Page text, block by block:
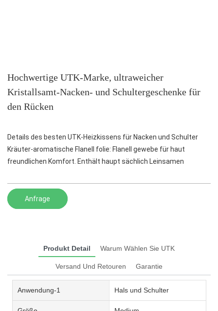
Hochwertige UTK-Marke, ultraweicher
Kristallsamt-Nacken- und Schultergeschenke für
den Rücken
Details des besten UTK-Heizkissens für Nacken und Schulter
Kräuter-aromatische Flanell folie: Flanell gewebe für haut
freundlichen Komfort. Enthält haupt sächlich Leinsamen
Anfrage
Produkt Detail Warum Wählen Sie UTK
Versand Und Retouren Garantie
Anwendung-1 Hals und Schulter